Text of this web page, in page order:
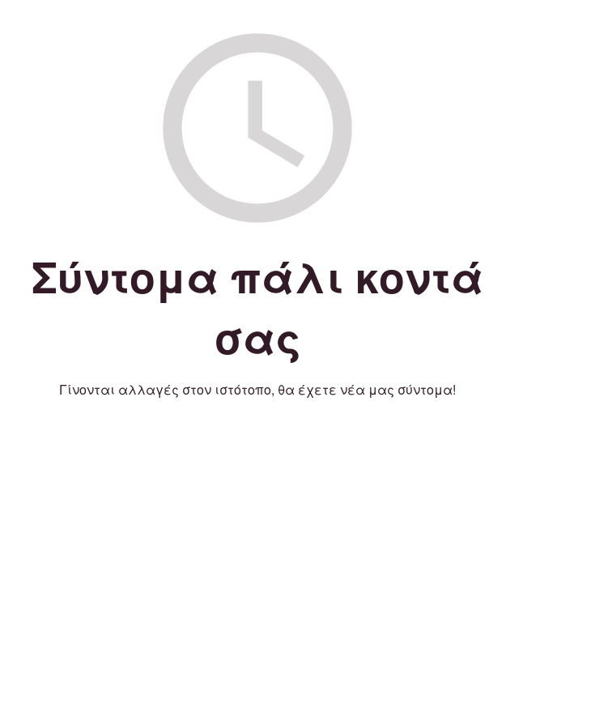
Σύντομα πάλι κοντά
σας
Γίνονται αλλαγές στον ιστότοπο, θα έχετε νέα μας σύντομα!